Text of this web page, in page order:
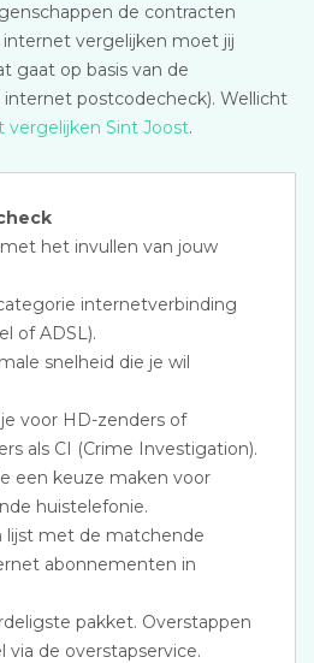
de contracten
vergelijken moet jij
gaat op basis van de
postcodecheck). Wellicht
vergelijken Sint Joost.
het invullen van jouw
internetverbinding
of ADSL).
snelheid die je wil
voor HD-zenders of
als CI (Crime Investigation).
een keuze maken voor
huistelefonie.
lijst met de matchende
abonnementen in
pakket. Overstappen
via de overstapservice.